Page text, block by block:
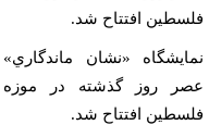
افتتاح شد.
«نشان ماندگاري»
روز گذشته در موزه
افتتاح شد.